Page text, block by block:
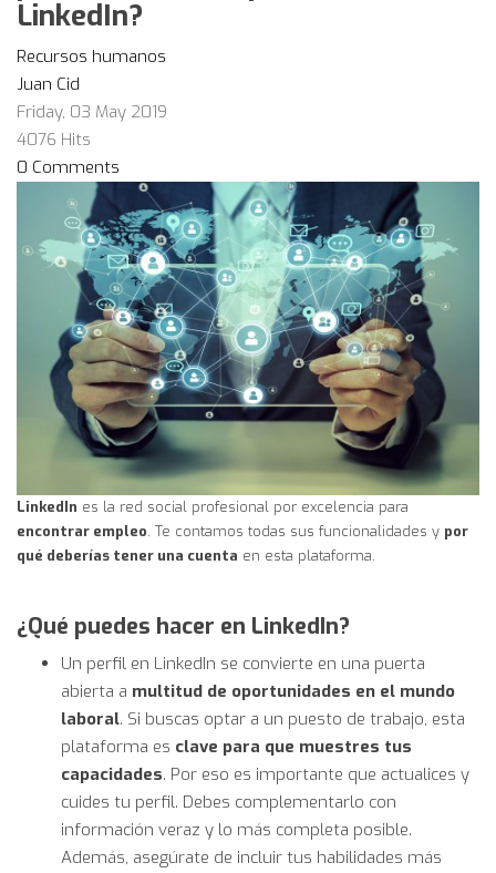
LinkedIn?
Recursos humanos
Juan Cid
Friday, 03 May 2019
4076 Hits
0 Comments
LinkedIn es la red social profesional por excelencia para
encontrar empleo. Te contamos todas sus funcionalidades y por
qué deberías tener una cuenta en esta plataforma.
¿Qué puedes hacer en LinkedIn?
Un perfil en LinkedIn se convierte en una puerta
abierta a multitud de oportunidades en el mundo
laboral. Si buscas optar a un puesto de trabajo, esta
plataforma es clave para que muestres tus
capacidades. Por eso es importante que actualices y
cuides tu perfil. Debes complementarlo con
información veraz y lo más completa posible.
Además, asegúrate de incluir tus habilidades más